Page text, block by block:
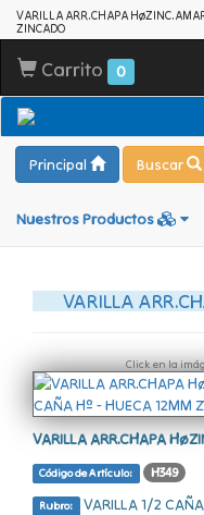
VARILLA ARR.CHAPA
ZINCADO
Carrito 0
Principal Buscar
Nuestros Productos
VARILLA
Click en la
VARILLA ARR.CHAPA
Código de Artículo: H349
Rubro: VARILLA 1/2